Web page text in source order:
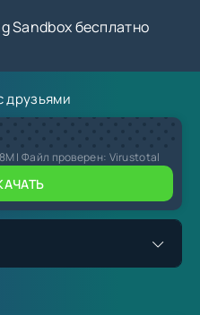
Sandbox бесплатно
друзьями
| Файл проверен: Virustotal